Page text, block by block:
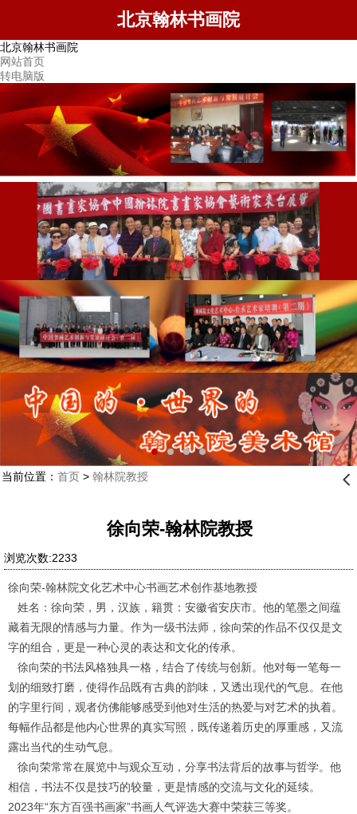
北京翰林书画院
北京翰林书画院
网站首页
转电脑版
当前位置： 首页> 翰林院教授 󰊒
徐向荣-翰林院教授
浏览次数:2233
徐向荣-翰林院文化艺术中心书画艺术创作基地教授
姓名：徐向荣，男，汉族，籍贯：安徽省安庆市。他的笔墨之间蕴
藏着无限的情感与力量。作为一级书法师，徐向荣的作品不仅仅是文
字的组合，更是一种心灵的表达和文化的传承。
徐向荣的书法风格独具一格，结合了传统与创新。他对每一笔每一
划的细致打磨，使得作品既有古典的韵味，又透出现代的气息。在他
的字里行间，观者仿佛能够感受到他对生活的热爱与对艺术的执着。
每幅作品都是他内心世界的真实写照，既传递着历史的厚重感，又流
露出当代的生动气息。
徐向荣常常在展览中与观众互动，分享书法背后的故事与哲学。他
相信，书法不仅是技巧的较量，更是情感的交流与文化的延续。
2023年“东方百强书画家”书画人气评选大赛中荣获三等奖。